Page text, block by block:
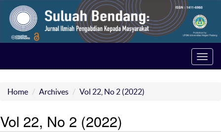
Home Archives Vol 22, No 2 (2022)
Vol 22, No 2 (2022)